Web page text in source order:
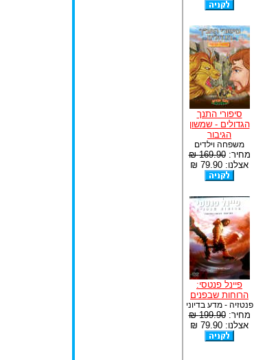
סיפורי התנך
הגדולים - שמשון
הגיבור
משפחה וילדים
מחיר:169.90 ₪
אצלנו: 79.90 ₪
פיינל פנטסי:
הרוחות שבפנים
פנטזיה - מדע בדיוני
מחיר:199.90 ₪
אצלנו: 79.90 ₪